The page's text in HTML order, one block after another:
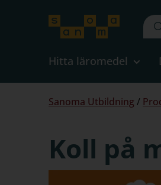
Sök
på
Hitta läromedel
Du
Sanoma Utbildning /
Koll på